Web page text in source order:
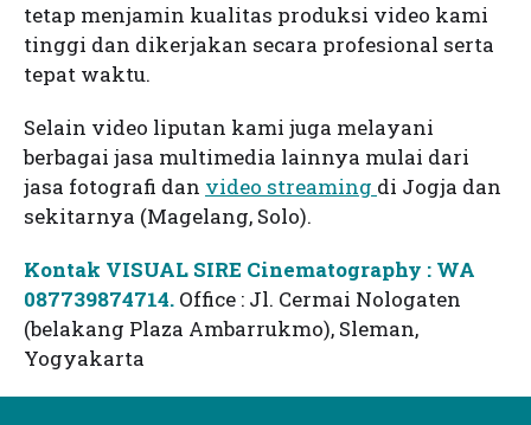
tetap menjamin kualitas produksi video kami
tinggi dan dikerjakan secara profesional serta
tepat waktu.
Selain video liputan kami juga melayani
berbagai jasa multimedia lainnya mulai dari
jasa fotografi dan video streaming di Jogja dan
sekitarnya (Magelang, Solo).
Kontak VISUAL SIRE Cinematography : WA
087739874714. Office : Jl. Cermai Nologaten
(belakang Plaza Ambarrukmo), Sleman,
Yogyakarta